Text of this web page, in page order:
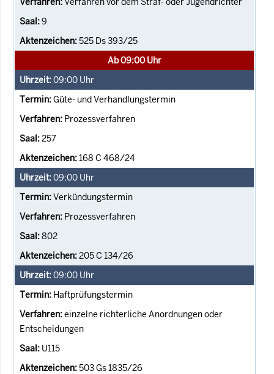
9
525 Ds 393/25
Ab 09:00 Uhr
09:00 Uhr
Güte- und Verhandlungstermin
Prozessverfahren
257
168 C 468/24
09:00 Uhr
Verkündungstermin
Prozessverfahren
802
205 C 134/26
09:00 Uhr
Haftprüfungstermin
einzelne richterliche Anordnungen oder
Entscheidungen
U115
503 Gs 1835/26